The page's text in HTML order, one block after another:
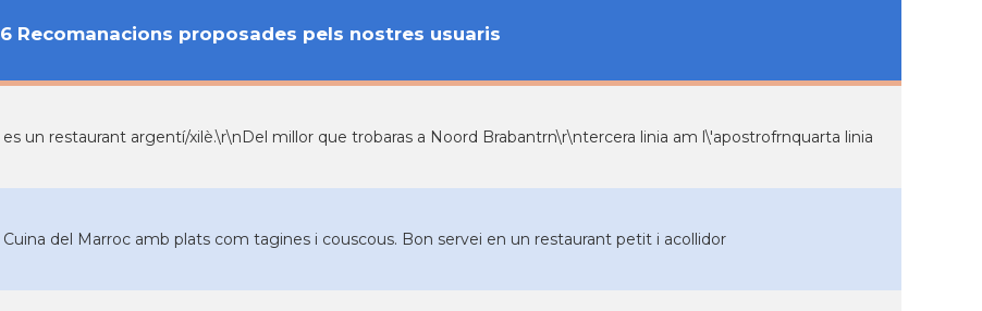
6 Recomanacions proposades pels nostres usuaris
es un restaurant argentí/xilè.\r\nDel millor que trobaras a Noord Brabantrn\r\ntercera linia am l\'apostrofrnquarta linia
Cuina del Marroc amb plats com tagines i couscous. Bon servei en un restaurant petit i acollidor